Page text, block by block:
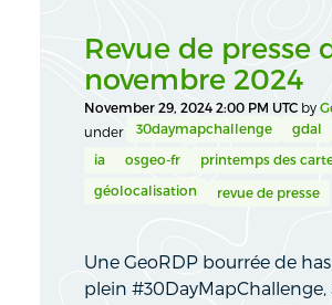
Revue de presse
novembre 2024
November 29, 2024 2:00 PM UTC by
under
30daymapchallenge gdal
ia osgeo-fr printemps des
géolocalisation revue de presse
Une GeoRDP bourrée de
plein #30DayMapChallenge,